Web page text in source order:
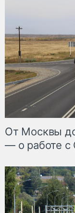
От Москвы
— о работе с